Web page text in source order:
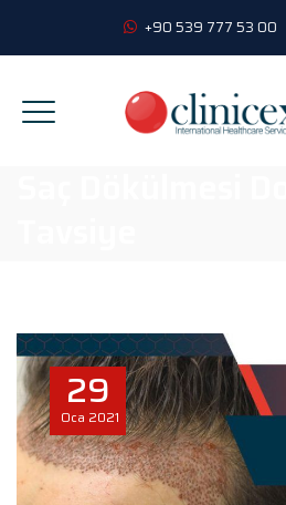
+90 539 777 53 00
29
Oca 2021